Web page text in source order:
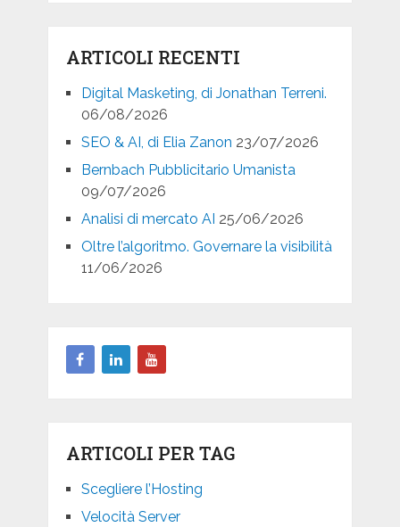
ARTICOLI RECENTI
Digital Masketing, di Jonathan Terreni.
06/08/2026
SEO & AI, di Elia Zanon 23/07/2026
Bernbach Pubblicitario Umanista
09/07/2026
Analisi di mercato AI 25/06/2026
Oltre l’algoritmo. Governare la visibilità
11/06/2026
ARTICOLI PER TAG
Scegliere l’Hosting
Velocità Server